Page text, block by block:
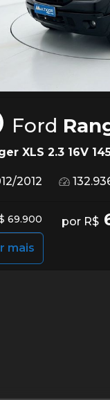
Ford
XLS 2.3 16V
2012
69.900 por R$
mais